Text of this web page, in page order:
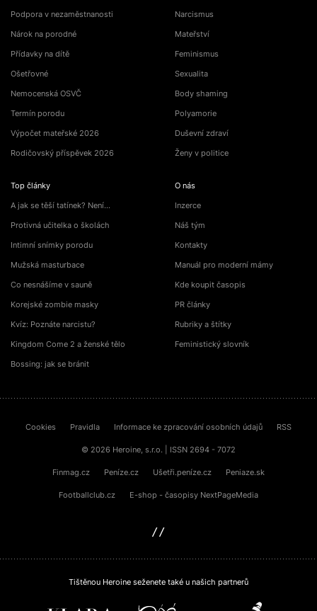
Podpora v nezaměstnanosti
Nárok na porodné
Přídavky na dítě
Ošetřovné
Nemocenská OSVČ
Termín porodu
Výpočet mateřské 2026
Rodičovský příspěvek 2026
Top články
A jak se těší tatínek? Není…
Protivná učitelka o školách
Intimní snímky porodu
Mužská masturbace
Co nesnášíme v sauně
Korejské zombie masky
Kvíz: Poznáte narcistu?
Kingdom Come 2 a ženské tělo
Bossing: jak se bránit
Narcismus
Mateřství
Feminismus
Sexualita
Body shaming
Polyamorie
Duševní zdraví
Ženy v politice
O nás
Inzerce
Náš tým
Kontakty
Manuál pro moderní mámy
Kde koupit časopis
PR články
Rubriky a štítky
Feministický slovník
Cookies Pravidla Informace ke zpracování osobních údajů RSS
© 2026 Heroine, s.r.o. | ISSN 2694 - 7072
Finmag.cz Peníze.cz Ušetři.peníze.cz Peniaze.sk
Footballclub.cz E-shop - časopisy NextPageMedia
Tištěnou Heroine seženete také u našich partnerů